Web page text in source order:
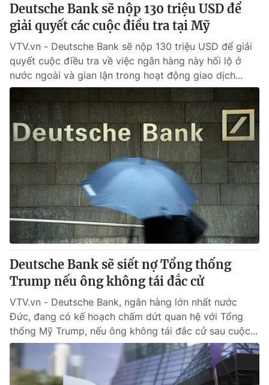
VTV9 VTV8
Liên hệ tòa soạn English
THỜI BÁO VTV
Theo dõi báo trên
Cơ quan chủ quản:Đài Truyền hình Việt Nam
Cơ quan báo chí:Thời báo VTV
Giấy phép hoạt động báo in và báo điện tử số 483/GP-BTTTT
cấp ngày 29/12/2023
Tổng Biên tập:Vũ Thanh Thủy
Phó Tổng Biên tập:Nguyễn Thị Mỹ Hạnh, Phạm Quốc Thắng,
Nguyễn Trọng Ninh
024.38 355 931 - 024.38 355 932
Ðiện thoại Thời báo VTV:024.66 897 897
Email:toasoan@vtv.vn
Liên hệ quảng cáo:024-7300.7108
Deutsche Bank sẽ nộp 130 triệu USD để
giải quyết các cuộc điều tra tại Mỹ
VTV.vn - Deutsche Bank sẽ nộp 130 triệu USD để giải
quyết cuộc điều tra về việc ngân hàng này hối lộ ở
nước ngoài và gian lận trong hoạt động giao dịch...
Deutsche Bank sẽ siết nợ Tổng thống
Trump nếu ông không tái đắc cử
VTV.vn - Deutsche Bank, ngân hàng lớn nhất nước
Đức, đang có kế hoạch chấm dứt quan hệ với Tổng
thống Mỹ Trump, nếu ông không tái đắc cử sau cuộc...